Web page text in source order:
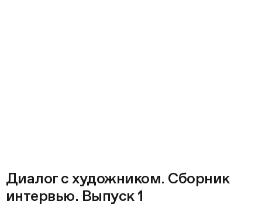
Диалог с художником. Сборник
интервью. Выпуск 1